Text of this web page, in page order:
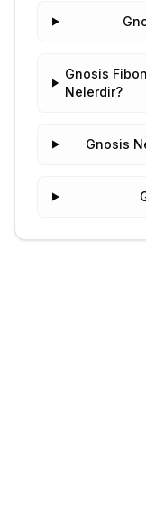
Gnosis
Nelerdir?
Gnosis